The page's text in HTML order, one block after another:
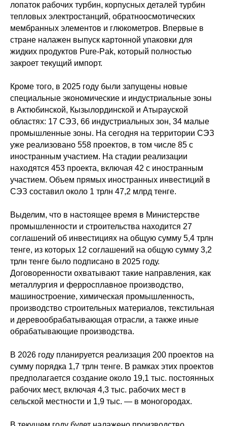
лопаток рабочих турбин, корпусных деталей турбин
тепловых электростанций, обратноосмотических
мембранных элементов и глюкометров. Впервые в
стране налажен выпуск картонной упаковки для
жидких продуктов Pure-Pak, который полностью
закроет текущий импорт.
Кроме того, в 2025 году были запущены новые
специальные экономические и индустриальные зоны
в Актюбинской, Кызылординской и Атырауской
областях: 17 СЭЗ, 66 индустриальных зон, 34 малые
промышленные зоны. На сегодня на территории СЭЗ
уже реализовано 558 проектов, в том числе 85 с
иностранным участием. На стадии реализации
находятся 453 проекта, включая 42 с иностранным
участием. Объем прямых иностранных инвестиций в
СЭЗ составил около 1 трлн 47,2 млрд тенге.
Выделим, что в настоящее время в Министерстве
промышленности и строительства находится 27
соглашений об инвестициях на общую сумму 5,4 трлн
тенге, из которых 12 соглашений на общую сумму 3,2
трлн тенге было подписано в 2025 году.
Договоренности охватывают такие направления, как
металлургия и ферросплавное производство,
машиностроение, химическая промышленность,
производство строительных материалов, текстильная
и деревообрабатывающая отрасли, а также иные
обрабатывающие производства.
В 2026 году планируется реализация 200 проектов на
сумму порядка 1,7 трлн тенге. В рамках этих проектов
предполагается создание около 19,1 тыс. постоянных
рабочих мест, включая 4,3 тыс. рабочих мест в
сельской местности и 1,9 тыс. — в моногородах.